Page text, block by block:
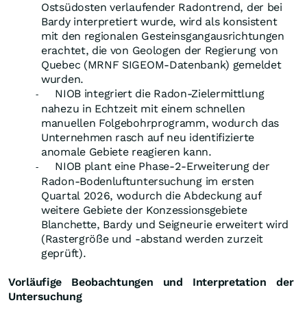
Ostsüdosten verlaufender Radontrend, der bei
Bardy interpretiert wurde, wird als konsistent
mit den regionalen Gesteinsgangausrichtungen
erachtet, die von Geologen der Regierung von
Quebec (MRNF SIGEOM-Datenbank) gemeldet
wurden.
-
NIOB integriert die Radon-Zielermittlung
nahezu in Echtzeit mit einem schnellen
manuellen Folgebohrprogramm, wodurch das
Unternehmen rasch auf neu identifizierte
anomale Gebiete reagieren kann.
-
NIOB plant eine Phase-2-Erweiterung der
Radon-Bodenluftuntersuchung im ersten
Quartal 2026, wodurch die Abdeckung auf
weitere Gebiete der Konzessionsgebiete
Blanchette, Bardy und Seigneurie erweitert wird
(Rastergröße und -abstand werden zurzeit
geprüft).
Vorläufige Beobachtungen und Interpretation der
Untersuchung